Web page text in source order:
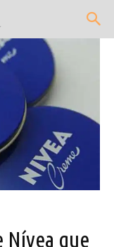
Nívea que